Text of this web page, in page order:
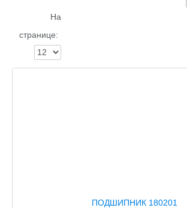
На
странице:
ПОДШИПНИК 180201